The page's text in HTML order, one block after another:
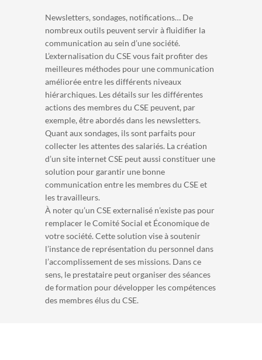
Newsletters, sondages, notifications… De
nombreux outils peuvent servir à fluidifier la
communication au sein d’une société.
L’externalisation du CSE vous fait profiter des
meilleures méthodes pour une communication
améliorée entre les différents niveaux
hiérarchiques. Les détails sur les différentes
actions des membres du CSE peuvent, par
exemple, être abordés dans les newsletters.
Quant aux sondages, ils sont parfaits pour
collecter les attentes des salariés. La création
d’un site internet CSE peut aussi constituer une
solution pour garantir une bonne
communication entre les membres du CSE et
les travailleurs.
À noter qu’un CSE externalisé n’existe pas pour
remplacer le Comité Social et Économique de
votre société. Cette solution vise à soutenir
l’instance de représentation du personnel dans
l’accomplissement de ses missions. Dans ce
sens, le prestataire peut organiser des séances
de formation pour développer les compétences
des membres élus du CSE.